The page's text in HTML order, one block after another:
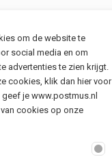
om de website te
social media en om
advertenties te zien krijgt.
cookies, klik dan hier voor
je www.postmus.nl
cookies op onze